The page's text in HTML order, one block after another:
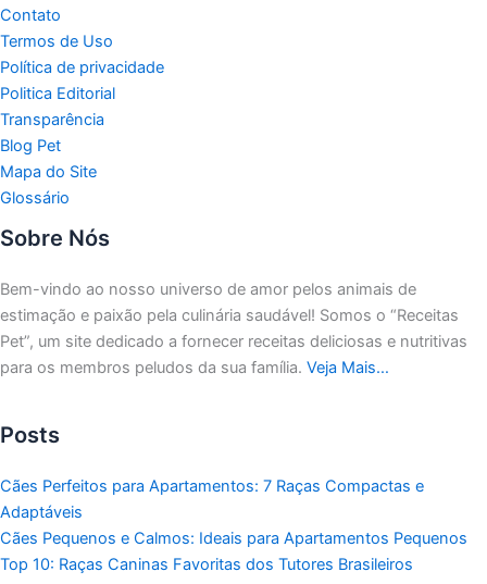
Contato
Termos de Uso
Política de privacidade
Politica Editorial
Transparência
Blog Pet
Mapa do Site
Glossário
Sobre Nós
Bem-vindo ao nosso universo de amor pelos animais de
estimação e paixão pela culinária saudável! Somos o “Receitas
Pet”, um site dedicado a fornecer receitas deliciosas e nutritivas
para os membros peludos da sua família. Veja Mais…
Posts
Cães Perfeitos para Apartamentos: 7 Raças Compactas e
Adaptáveis
Cães Pequenos e Calmos: Ideais para Apartamentos Pequenos
Top 10: Raças Caninas Favoritas dos Tutores Brasileiros